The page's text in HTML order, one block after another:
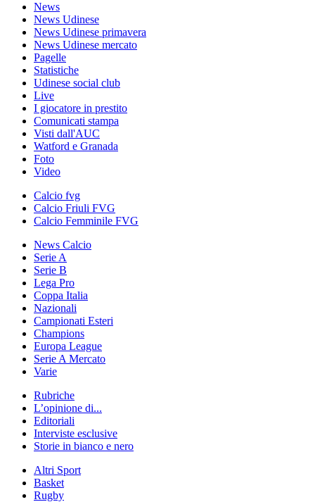
News
News Udinese
News Udinese primavera
News Udinese mercato
Pagelle
Statistiche
Udinese social club
Live
I giocatore in prestito
Comunicati stampa
Visti dall'AUC
Watford e Granada
Foto
Video
Calcio fvg
Calcio Friuli FVG
Calcio Femminile FVG
News Calcio
Serie A
Serie B
Lega Pro
Coppa Italia
Nazionali
Campionati Esteri
Champions
Europa League
Serie A Mercato
Varie
Rubriche
L’opinione di...
Editoriali
Interviste esclusive
Storie in bianco e nero
Altri Sport
Basket
Rugby